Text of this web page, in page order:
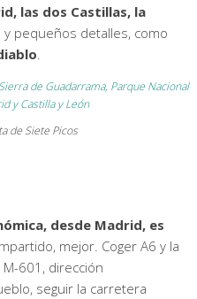
las dos Castillas, la
y pequeños detalles, como
.
de Siete Picos
desde Madrid, es
mejor. Coger A6 y la
M-601, dirección
seguir la carretera